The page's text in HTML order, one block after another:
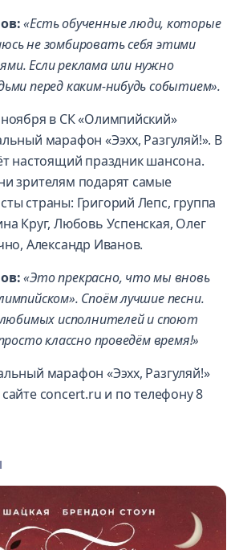
«Есть обученные люди, которые
не зомбировать себя этими
Если реклама или нужно
перед каким-нибудь событием».
в СК «Олимпийский»
марафон «Ээхх, Разгуляй!». В
настоящий праздник шансона.
зрителям подарят самые
страны: Григорий Лепс, группа
Круг, Любовь Успенская, Олег
Александр Иванов.
«Это прекрасно, что мы вновь
Споём лучшие песни.
исполнителей и споют
классно проведём время!»
марафон «Ээхх, Разгуляй!»
concert.ru и по телефону 8